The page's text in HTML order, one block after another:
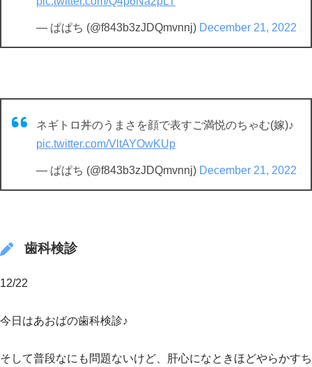
— ぱぱち (@f843b3zJDQmvnnj) December 21, 2022
ネギトロ丼のうまさを顔で表すご満悦のちゃむ(嫁)♪
pic.twitter.com/VltAYOwKUp
— ぱぱち (@f843b3zJDQmvnnj) December 21, 2022
歯科検診
12/22
今日はあおばの歯科検診♪
そして普段なにも問題ないけど、肝心になときほどやらかすち